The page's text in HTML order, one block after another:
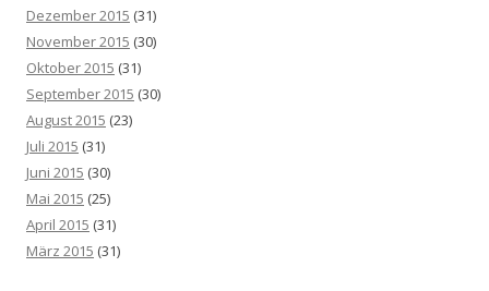
Dezember 2015 (31)
November 2015 (30)
Oktober 2015 (31)
September 2015 (30)
August 2015 (23)
Juli 2015 (31)
Juni 2015 (30)
Mai 2015 (25)
April 2015 (31)
März 2015 (31)